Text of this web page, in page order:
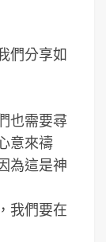
們分享如
也需要尋
意來禱
為這是神
我們要在